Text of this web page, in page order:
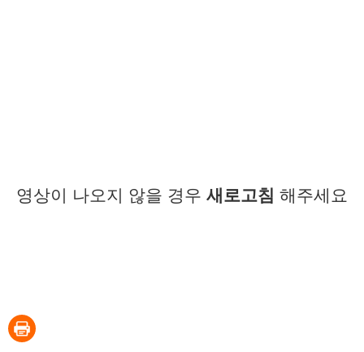
영상이 나오지 않을 경우 새로고침 해주세요